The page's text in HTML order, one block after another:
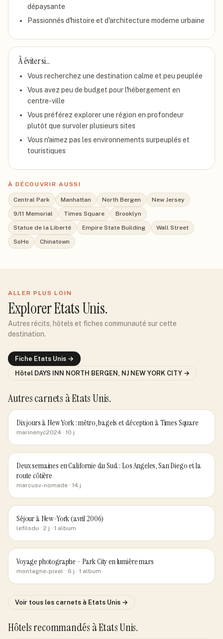
dépaysante
Passionnés d'histoire et d'architecture moderne urbaine
À éviter si…
Vous recherchez une destination calme et peu peuplée
Vous avez peu de budget pour l'hébergement en
centre-ville
Vous préférez explorer une région en profondeur
plutôt que survoler plusieurs sites
Vous n'aimez pas les environnements surpeuplés et
touristiques
À DÉCOUVRIR AUSSI
Central Park Manhattan North Bergen
New Jersey
9/11 Memorial
Times Square
Brooklyn
Statue de la Liberté
Empire State Building
Wall Street
SoHo
Chinatown
ALLER PLUS LOIN
ExplorerEtats Unis.
Autres récits, hôtels et fiches communauté sur cette
destination.
Fiche Etats Unis →
Hôtel DAYS INN NORTH BERGEN, NJ NEW YORK CITY →
Autres carnets à Etats Unis.
Dix jours à New York : métro, bagels et déception à Times Square
marinenyc2024 · 10 j
Deux semaines en Californie du Sud : Los Angeles, San Diego et la
route côtière
marcusv-nomade · 14 j
Séjour à New-York (avril 2006)
lefilsdu · 2 j · 1 album
Voyage photographe - Park City en lumière mars
montagne-pixel · 6 j · 1 album
Voir tous les carnets à Etats Unis →
Hôtels recommandés à Etats Unis.